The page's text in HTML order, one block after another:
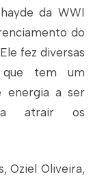
da WWI
do
fez diversas
que tem um
energia a ser
atrair os
Oziel Oliveira,